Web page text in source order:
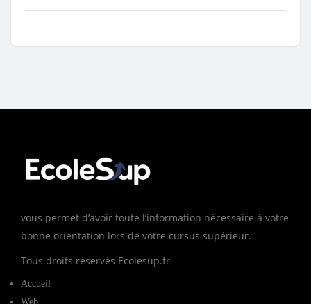
vous permet d’avoir toute l’information nécessaire à votre
bonne orientation lors de votre cursus supérieur.
Tous droits réservés Ecolesup.fr
Accueil
Web